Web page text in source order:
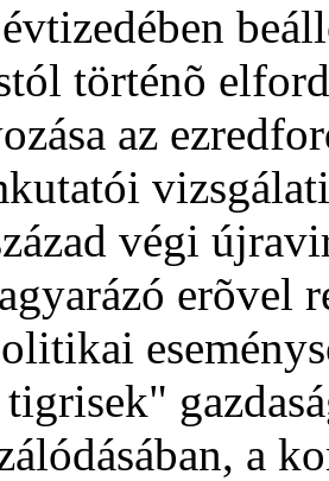
történõ
az
végi
erõvel
a